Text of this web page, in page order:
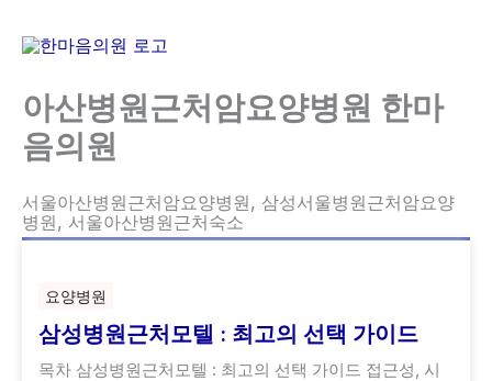
아산병원근처암요양병원 한마
음의원
서울아산병원근처암요양병원, 삼성서울병원근처암요양
병원, 서울아산병원근처숙소
요양병원
삼성병원근처모텔 : 최고의 선택 가이드
목차 삼성병원근처모텔 : 최고의 선택 가이드 접근성, 시